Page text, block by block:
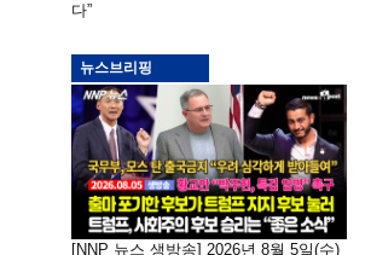
다”
뉴스브리핑
[NNP 뉴스 생방송] 2026년 8월 5일(수)